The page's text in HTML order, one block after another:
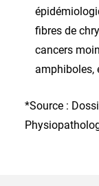
fibres de
cancers
amphiboles,
*Source :